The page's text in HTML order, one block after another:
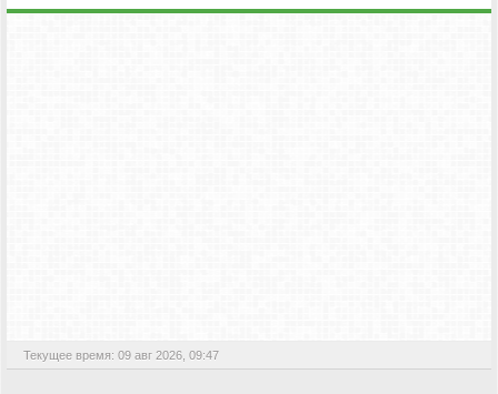
РЕГИСТРАЦИЯ
Текущее время: 09 авг 2026, 09:47